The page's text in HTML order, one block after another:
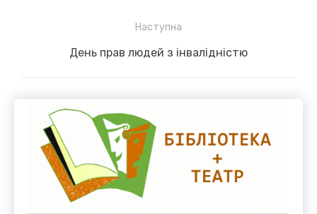
Наступна
Next
День прав людей з інвалідністю